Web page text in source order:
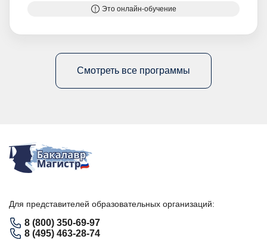
Это онлайн-обучение
Смотреть все программы
Для представителей образовательных организаций:
8 (800) 350-69-97
8 (495) 463-28-74